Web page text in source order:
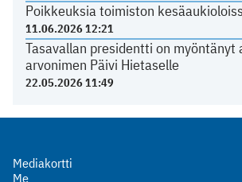
Poikkeuksia toimiston
11.06.2026 12:21
Tasavallan presidentti on myöntänyt
arvonimen Päivi Hietaselle
22.05.2026 11:49
Mediakortti
Me